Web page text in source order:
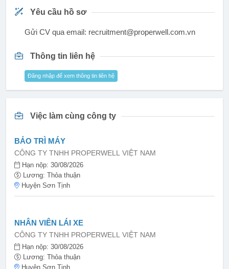
Yêu cầu hồ sơ
Gửi CV qua email: recruitment@properwell.com.vn
Thông tin liên hệ
Đăng nhập để xem thông tin liên hệ
Việc làm cùng công ty
BẢO TRÌ MÁY
CÔNG TY TNHH PROPERWELL VIỆT NAM
Hạn nộp: 30/08/2026
Lương: Thỏa thuận
Huyện Sơn Tịnh
NHÂN VIÊN LÁI XE
CÔNG TY TNHH PROPERWELL VIỆT NAM
Hạn nộp: 30/08/2026
Lương: Thỏa thuận
Huyện Sơn Tịnh